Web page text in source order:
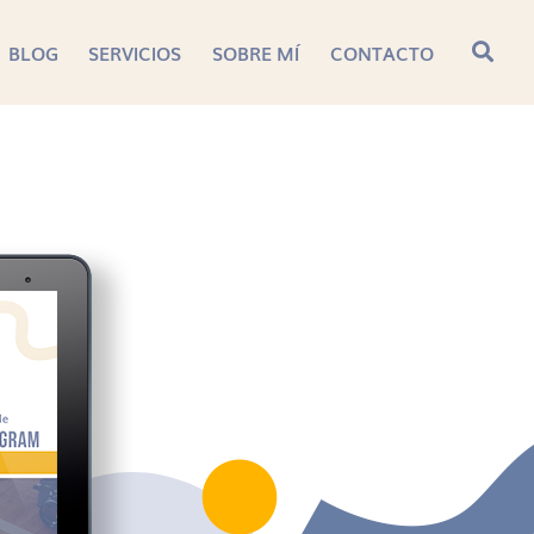
BLOG SERVICIOS SOBRE MÍ CONTACTO